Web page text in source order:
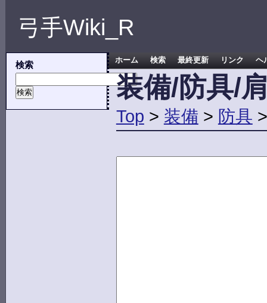
弓手Wiki_R
検索 ホーム 検索 最終更新 リンク ヘ
装備/防具/
Top > 装備 > 防具